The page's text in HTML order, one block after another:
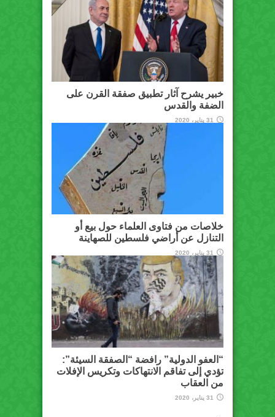
خبير يشرح آثار تطبيق صفقة القرن على
الضفة والقدس
31 يناير، 2020
خلاصات من فتاوى العلماء حول بيع أو
التنازل عن أراضي فلسطين للصهاينة
31 يناير، 2020
“العفو الدولية” رافضة “الصفقة السيئة”:
تؤدي إلى تفاقم الانتهاكات وتكريس الإفلات
من العقاب
31 يناير، 2020